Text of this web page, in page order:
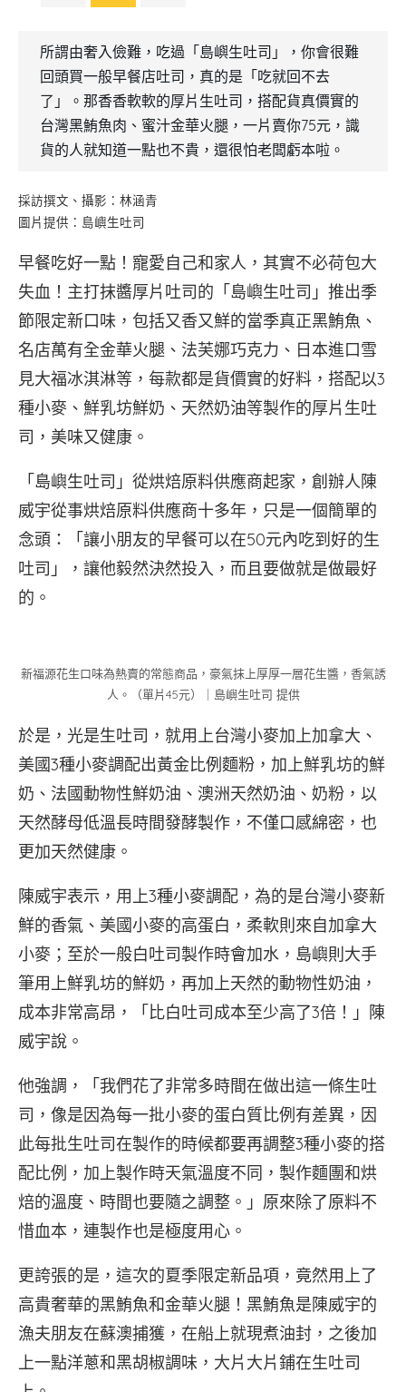
所謂由奢入儉難，吃過「島嶼生吐司」，你會很難
回頭買一般早餐店吐司，真的是「吃就回不去
了」。那香香軟軟的厚片生吐司，搭配貨真價實的
台灣黑鮪魚肉、蜜汁金華火腿，一片賣你75元，識
貨的人就知道一點也不貴，還很怕老闆虧本啦。
採訪撰文、攝影：林涵青
圖片提供：島嶼生吐司
早餐吃好一點！寵愛自己和家人，其實不必荷包大
失血！主打抹醬厚片吐司的「島嶼生吐司」推出季
節限定新口味，包括又香又鮮的當季真正黑鮪魚、
名店萬有全金華火腿、法芙娜巧克力、日本進口雪
見大福冰淇淋等，每款都是貨價實的好料，搭配以3
種小麥、鮮乳坊鮮奶、天然奶油等製作的厚片生吐
司，美味又健康。
「島嶼生吐司」從烘焙原料供應商起家，創辦人陳
威宇從事烘焙原料供應商十多年，只是一個簡單的
念頭：「讓小朋友的早餐可以在50元內吃到好的生
吐司」，讓他毅然決然投入，而且要做就是做最好
的。
新福源花生口味為熱賣的常態商品，豪氣抹上厚厚一層花生醬，香氣誘
人。（單片45元）｜島嶼生吐司 提供
於是，光是生吐司，就用上台灣小麥加上加拿大、
美國3種小麥調配出黃金比例麵粉，加上鮮乳坊的鮮
奶、法國動物性鮮奶油、澳洲天然奶油、奶粉，以
天然酵母低溫長時間發酵製作，不僅口感綿密，也
更加天然健康。
陳威宇表示，用上3種小麥調配，為的是台灣小麥新
鮮的香氣、美國小麥的高蛋白，柔軟則來自加拿大
小麥；至於一般白吐司製作時會加水，島嶼則大手
筆用上鮮乳坊的鮮奶，再加上天然的動物性奶油，
成本非常高昂，「比白吐司成本至少高了3倍！」陳
威宇說。
他強調，「我們花了非常多時間在做出這一條生吐
司，像是因為每一批小麥的蛋白質比例有差異，因
此每批生吐司在製作的時候都要再調整3種小麥的搭
配比例，加上製作時天氣溫度不同，製作麵團和烘
焙的溫度、時間也要隨之調整。」原來除了原料不
惜血本，連製作也是極度用心。
更誇張的是，這次的夏季限定新品項，竟然用上了
高貴奢華的黑鮪魚和金華火腿！黑鮪魚是陳威宇的
漁夫朋友在蘇澳捕獲，在船上就現煮油封，之後加
上一點洋蔥和黑胡椒調味，大片大片鋪在生吐司